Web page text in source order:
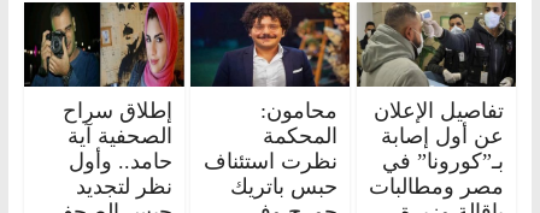
تفاصيل الإعلان
عن أول إصابة
بـ”كورونا” في
مصر ومطالبات
محامون:
المحكمة
نظرت استئناف
حبس باتريك
إطلاق سراح
الصحفية آية
حامد.. وأول
نظر لتجديد